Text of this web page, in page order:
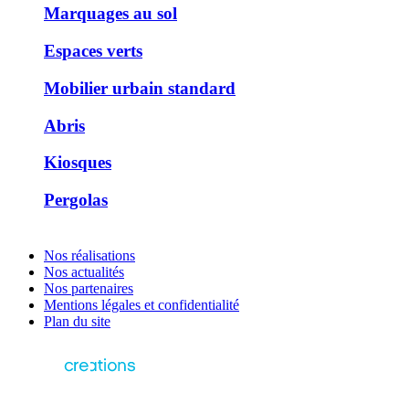
Marquages au sol
Espaces verts
Mobilier urbain standard
Abris
Kiosques
Pergolas
Nos réalisations
Nos actualités
Nos partenaires
Mentions légales et confidentialité
Plan du site